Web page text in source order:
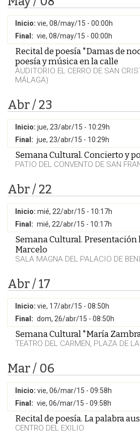
Inicio: vie, 08/may/15 - 00:00h
Final: vie, 08/may/15 - 00:00h
Recital de poesía "Damas de
poesía y música en la calle
AUDITORIO EL CERRO DE SAN
MÁLAGA)
Abr / 23
Inicio: jue, 23/abr/15 - 10:29h
Final: jue, 23/abr/15 - 10:29h
Semana Cultural. Concierto y
PATIO DEL CONVENTO DE SAN
Abr / 22
Inicio: mié, 22/abr/15 - 10:17h
Final: mié, 22/abr/15 - 10:17h
Semana Cultural. Presentación
Marcelo
SALA MAGNA DEL PALACIO DE
Abr / 17
Inicio: vie, 17/abr/15 - 08:50h
Final: dom, 26/abr/15 - 08:50h
Semana Cultural "María
TEATRO DEL CARMEN, PLAZA DE
Mar / 06
Inicio: vie, 06/mar/15 - 09:58h
Final: vie, 06/mar/15 - 09:58h
Recital de poesía. La palabra
CENTRO DEL EXILIO